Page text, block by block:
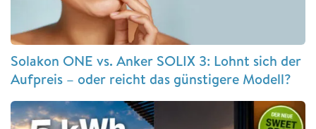
Solakon ONE vs. Anker SOLIX 3: Lohnt sich der
Aufpreis – oder reicht das günstigere Modell?